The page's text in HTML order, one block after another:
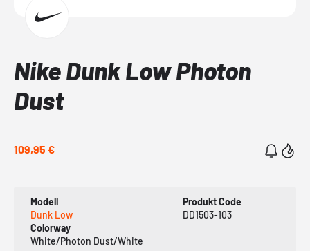
Nike Dunk Low Photon
Dust
109,95 €
Modell
Dunk Low
Produkt Code
DD1503-103
Colorway
White/Photon Dust/White